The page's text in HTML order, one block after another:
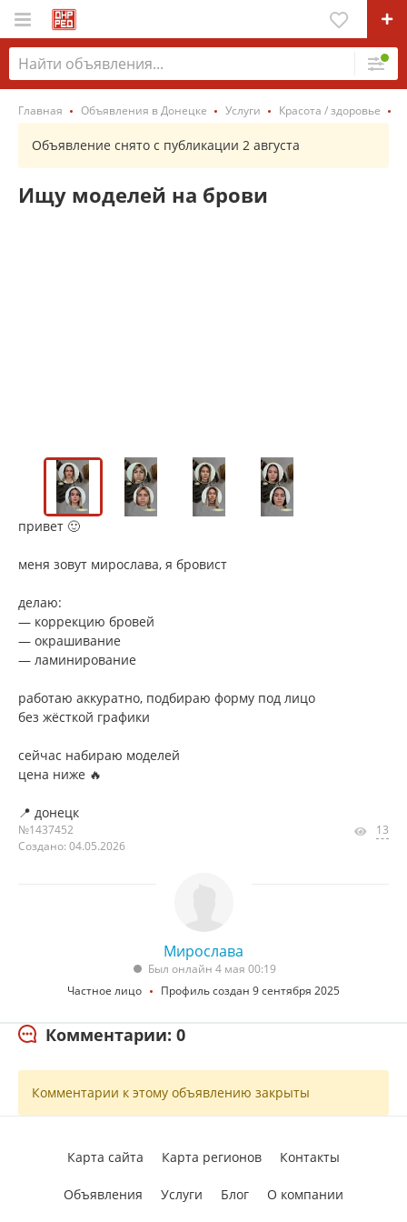
Главная Объявления в Донецке Услуги Красота / здоровье
Объявление снято с публикации 2 августа
Ищу моделей на брови
привет 🙂
меня зовут мирослава, я бровист
делаю:
— коррекцию бровей
— окрашивание
— ламинирование
работаю аккуратно, подбираю форму под лицо
без жёсткой графики
сейчас набираю моделей
цена ниже 🔥
📍 донецк
№1437452
Создано: 04.05.2026
13
Мирослава
Был онлайн 4 мая 00:19
Частное лицо
Профиль создан 9 сентября 2025
Комментарии: 0
Комментарии к этому объявлению закрыты
Карта сайта Карта регионов Контакты
Объявления Услуги Блог О компании